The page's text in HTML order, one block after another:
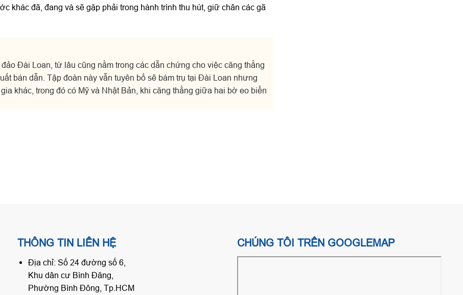
khác đã, đang và sẽ gặp phải trong hành trình thu hút, giữ chân các gã
Đài Loan, từ lâu cũng nằm trong các dẫn chứng cho việc căng thẳng
bán dẫn. Tập đoàn này vẫn tuyên bố sẽ bám trụ tại Đài Loan nhưng
khác, trong đó có Mỹ và Nhật Bản, khi căng thẳng giữa hai bờ eo biển
THÔNG TIN LIÊN HỆ
Địa chỉ: Số 24 đường số 6,
Khu dân cư Bình Đăng,
Phường Bình Đông, Tp.HCM
CHÚNG TÔI TRÊN GOOGLEMAP